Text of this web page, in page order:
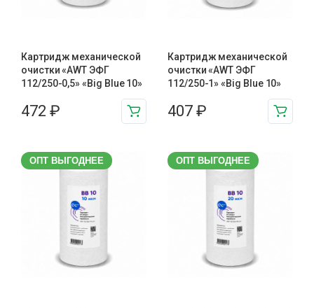
Картридж механической
очистки «AWT ЭФГ
112/250-0,5» «Big Blue 10»
472 ₽
Картридж механической
очистки «AWT ЭФГ
112/250-1» «Big Blue 10»
407 ₽
ОПТ ВЫГОДНЕЕ ОПТ ВЫГОДНЕЕ